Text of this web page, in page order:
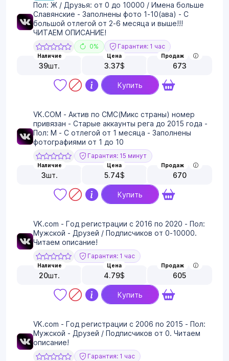
Пол: Ж / Друзья: от 0 до 10000 / Имена больше
Славянские - Заполнены фото 1-10(ава) - С
большой отлегой от 2-6 месяца и выше!!!
ЧИТАЕМ ОПИСАНИЕ!
0% Гарантия: 1 час
Наличие
39шт.
Цена
3.37$
Продаж
673
Купить
VK.COM - Актив по СМС(Микс страны) номер
привязан - Старые аккаунты рега до 2015 года -
Пол: М - С отлегой от 1 месяца - Заполнены
фотографиями от 1 до 10
Гарантия: 15 минут
Наличие
3шт.
Цена
5.74$
Продаж
670
Купить
VK.com - Год регистрации с 2016 по 2020 - Пол:
Мужской - Друзей / Подписчиков от 0-10000.
Читаем описание!
Гарантия: 1 час
Наличие
20шт.
Цена
4.79$
Продаж
605
Купить
VK.com - Год регистрации с 2006 по 2015 - Пол:
Мужской - Друзей / Подписчиков от 0. Читаем
описание!
Гарантия: 1 час